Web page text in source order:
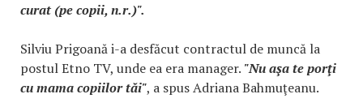
curat (pe copii, n.r.)".
Silviu Prigoană i-a desfăcut contractul de muncă la
postul Etno TV, unde ea era manager. "Nu aşa te porţi
cu mama copiilor tăi", a spus Adriana Bahmuţeanu.